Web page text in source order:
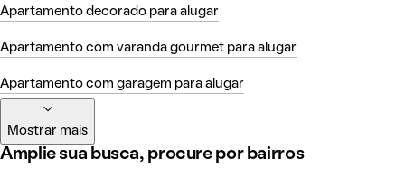
Apartamento decorado para alugar
Apartamento com varanda gourmet para alugar
Apartamento com garagem para alugar
Mostrar mais
Amplie sua busca, procure por bairros